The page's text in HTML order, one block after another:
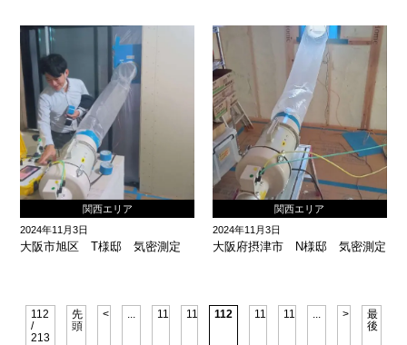
関西エリア
2024年11月3日
大阪市旭区 T様邸 気密測定
関西エリア
2024年11月3日
大阪府摂津市 N様邸 気密測定
112
/
213
先
頭
< ... 110 111 112 113 114 ... >
最
後